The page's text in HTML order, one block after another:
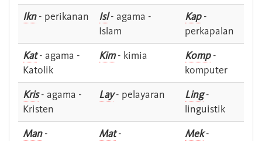
Ikn- perikanan Isl- agama -
Islam
Kap-
perkapalan
Kat- agama -
Katolik
Kim- kimia Komp-
komputer
Kris- agama -
Kristen
Lay- pelayaran Ling-
linguistik
Man-
Mat-
Mek-